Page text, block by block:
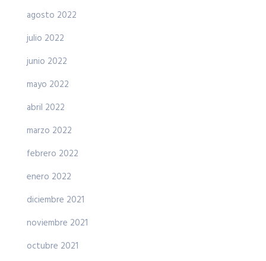
agosto 2022
julio 2022
junio 2022
mayo 2022
abril 2022
marzo 2022
febrero 2022
enero 2022
diciembre 2021
noviembre 2021
octubre 2021